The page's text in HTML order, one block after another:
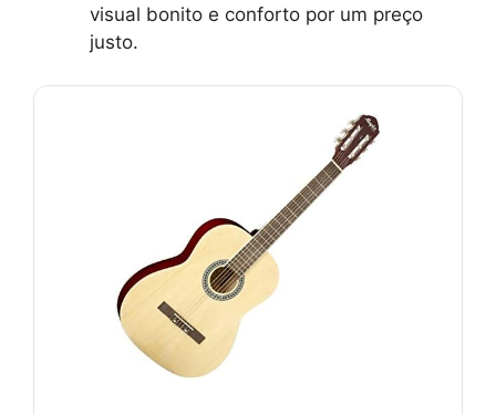
visual bonito e conforto por um preço
justo.